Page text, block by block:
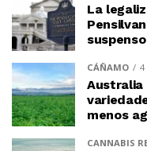
La
suspenso
CÁÑAMO 4
menos
CANNABIS